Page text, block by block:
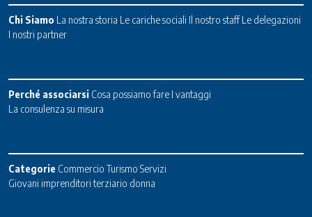
Chi Siamo La nostra storia Le cariche sociali Il nostro staff Le delegazioni
I nostri partner
Perché associarsi Cosa possiamo fare I vantaggi
La consulenza su misura
Categorie Commercio Turismo Servizi
Giovani imprenditori terziario donna